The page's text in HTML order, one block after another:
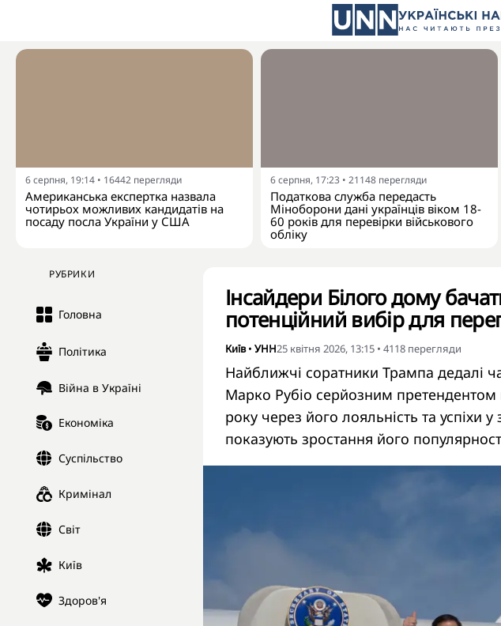
6 серпня, 19:14 • 16442 перегляди
Американська експертка назвала
чотирьох можливих кандидатів на
посаду посла України у США
6 серпня, 17:23 • 21148 перегляди
Податкова служба передасть
Міноборони дані українців віком 18-
60 років для перевірки військового
обліку
РУБРИКИ
Головна
Політика
Війна в Україні
Економіка
Суспільство
Кримінал
Світ
Київ
Здоров'я
Інсайдери Білого дому
потенційний вибір для
Київ• УНН25 квітня 2026, 13:15 • 4118 перегляди
Найближчі соратники Трампа дедалі
Марко Рубіо серйозним претендентом
року через його лояльність та успіхи
показують зростання його